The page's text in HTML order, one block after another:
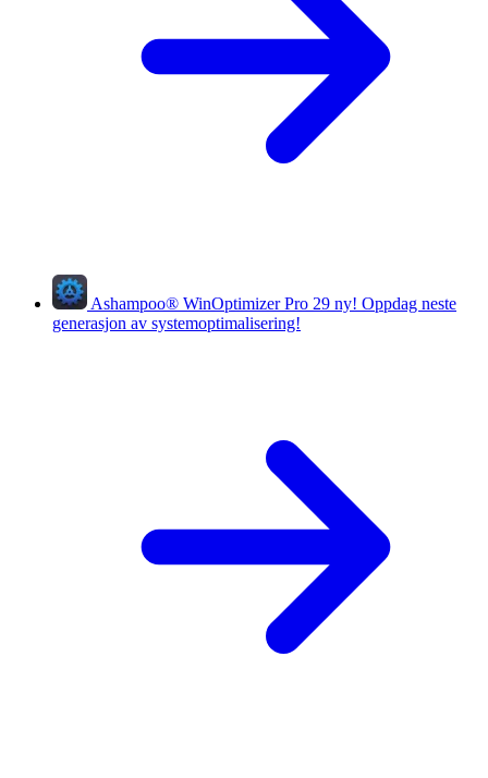
Ashampoo® WinOptimizer Pro 29 ny! Oppdag neste
generasjon av systemoptimalisering!